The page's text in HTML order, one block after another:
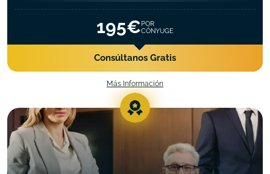
195€POR
CÓNYUGE
Consúltanos Gratis
Más Información